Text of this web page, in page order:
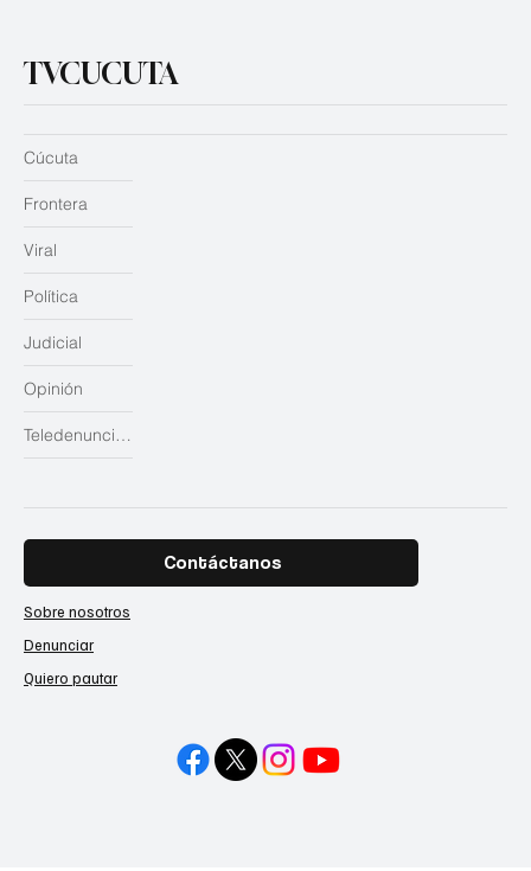
TVCUCUTA
Judicial
Opinión
Teledenuncias
Cúcuta
Frontera
Viral
Política
Contáctanos
Sobre nosotros
Denunciar
Quiero pautar